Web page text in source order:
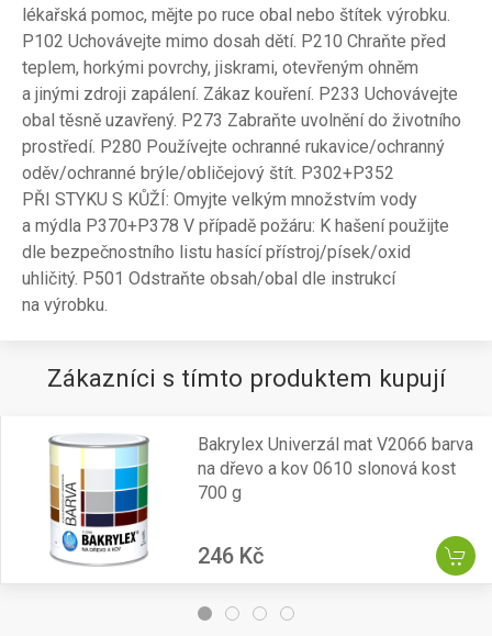
lékařská pomoc, mějte po ruce obal nebo štítek výrobku.
P102 Uchovávejte mimo dosah dětí. P210 Chraňte před
teplem, horkými povrchy, jiskrami, otevřeným ohněm
a jinými zdroji zapálení. Zákaz kouření. P233 Uchovávejte
obal těsně uzavřený. P273 Zabraňte uvolnění do životního
prostředí. P280 Používejte ochranné rukavice/ochranný
oděv/ochranné brýle/obličejový štít. P302+P352
PŘI STYKU S KŮŽÍ: Omyjte velkým množstvím vody
a mýdla P370+P378 V případě požáru: K hašení použijte
dle bezpečnostního listu hasící přístroj/písek/oxid
uhličitý. P501 Odstraňte obsah/obal dle instrukcí
na výrobku.
Zákazníci s tímto produktem kupují
Bakrylex Univerzál mat V2066 barva
na dřevo a kov 0610 slonová kost
700 g
246 Kč